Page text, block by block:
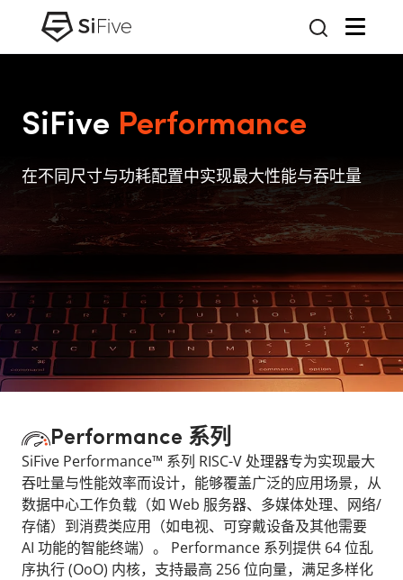
SiFive Performance
在不同尺寸与功耗配置中实现最大性能与吞吐量
Performance 系列
SiFive Performance™ 系列 RISC-V 处理器专为实现最大
吞吐量与性能效率而设计，能够覆盖广泛的应用场景，从
数据中心工作负载（如 Web 服务器、多媒体处理、网络/
存储）到消费类应用（如电视、可穿戴设备及其他需要
AI 功能的智能终端）。 Performance 系列提供 64 位乱
序执行 (OoO) 内核，支持最高 256 位向量，满足多样化